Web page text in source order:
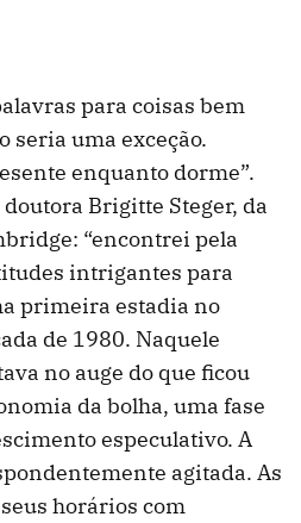
para coisas bem
seria uma exceção.
enquanto dorme”.
doutora Brigitte Steger, da
“encontrei pela
intrigantes para
primeira estadia no
de 1980. Naquele
no auge do que ficou
da bolha, uma fase
especulativo. A
agitada. As
horários com